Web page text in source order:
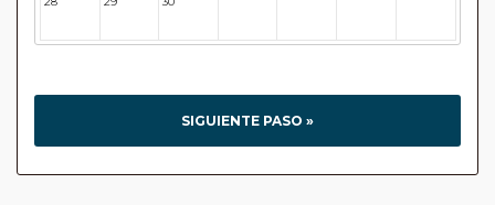
SIGUIENTE PASO »